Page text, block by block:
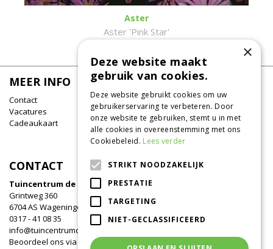
Aster
Aster 'Pink Star'
MEER INFO
Contact
Vacatures
Cadeaukaart
CONTACT
Tuincentrum de Oude Tol
Grintweg 360
6704 AS Wageningen
0317 - 41 08 35
info@tuincentrumdeoudetol.nl
Beoordeel ons via
Google
×
Deze website maakt
gebruik van cookies.
Deze website gebruikt cookies om uw
gebruikerservaring te verbeteren. Door
onze website te gebruiken, stemt u in met
alle cookies in overeenstemming met ons
Cookiebeleid. Lees verder
STRIKT NOODZAKELIJK
PRESTATIE
TARGETING
NIET-GECLASSIFICEERD